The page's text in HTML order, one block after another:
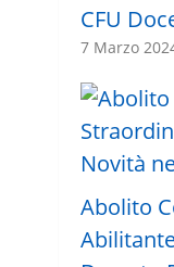
CFU
7 Marzo
Abolito